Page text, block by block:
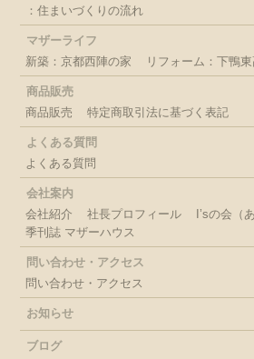
：住まいづくりの流れ
マザーライフ
新築：京都西陣の家
リフォーム：下鴨
商品販売
商品販売
特定商取引法に基づく表記
よくある質問
よくある質問
会社案内
会社紹介
社長プロフィール
I’sの会（
季刊誌 マザーハウス
問い合わせ・アクセス
問い合わせ・アクセス
お知らせ
ブログ